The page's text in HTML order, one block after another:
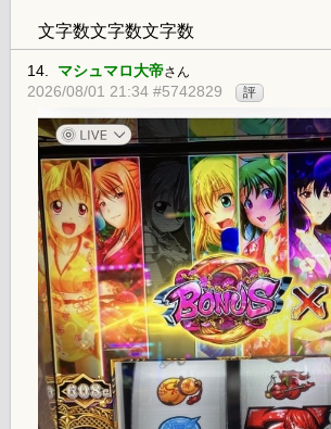
文字数文字数文字数
14. マシュマロ大帝さん
2026/08/01 21:34 #5742829 評